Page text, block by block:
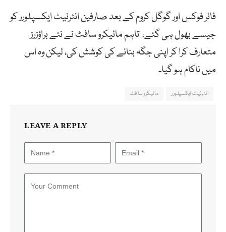
فائر فوکس اور گوگل کروم کے بعد صارفین انٹرنیٹ ایکسپلورر کو
جیسے بھول ہی گئے، تاہم مائیکرو سافٹ نے نئے براؤزرز
متعارف کرا کر اپنی جگہ بنانے کی کوشش کی، لیکن وہ اس
میں ناکام ہو گیا۔
انٹرنیٹ ایکسپلورر مائیکروسافٹ
LEAVE A REPLY